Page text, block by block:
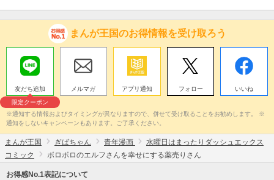
まんが王国のお得情報を受け取ろう
友だち追加
限定クーポン
メルマガ アプリ通知 フォロー いいね
※通知する情報およびタイミングが異なりますので、併せて受け取ることをお勧めします。 ※
通知をしないキャンペーンもあります。ご了承ください。
まんが王国 ぎばちゃん 青年漫画
水曜日はまったりダッシュエックス
コミック
ボロボロのエルフさんを幸せにする薬売りさん
お得感No.1表記について